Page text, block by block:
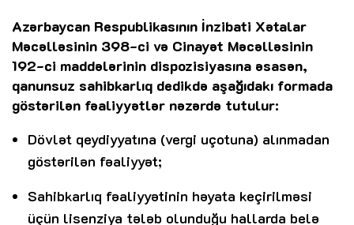
Azərbaycan Respublikasının İnzibati Xətalar
Məcəlləsinin 398-ci və Cinayət Məcəlləsinin
192-ci maddələrinin dispozisiyasına əsasən,
qanunsuz sahibkarlıq dedikdə aşağıdakı formada
göstərilən fəaliyyətlər nəzərdə tutulur:
Dövlət qeydiyyatına (vergi uçotuna) alınmadan
göstərilən fəaliyyət;
Sahibkarlıq fəaliyyətinin həyata keçirilməsi
üçün lisenziya tələb olunduğu hallarda belə